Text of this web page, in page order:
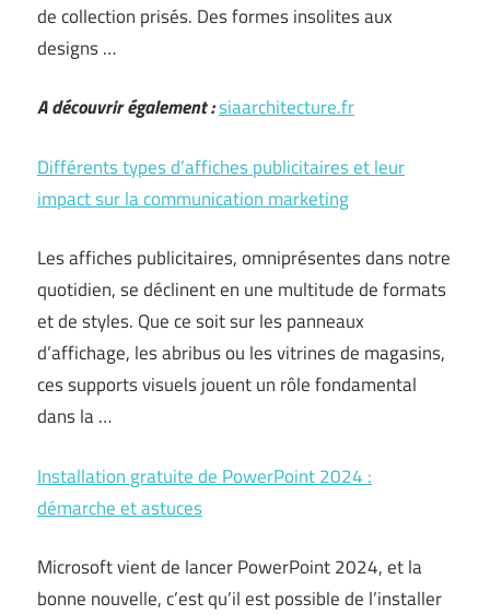
de collection prisés. Des formes insolites aux
designs …
A découvrir également :siaarchitecture.fr
Différents types d’affiches publicitaires et leur
impact sur la communication marketing
Les affiches publicitaires, omniprésentes dans notre
quotidien, se déclinent en une multitude de formats
et de styles. Que ce soit sur les panneaux
d’affichage, les abribus ou les vitrines de magasins,
ces supports visuels jouent un rôle fondamental
dans la …
Installation gratuite de PowerPoint 2024 :
démarche et astuces
Microsoft vient de lancer PowerPoint 2024, et la
bonne nouvelle, c’est qu’il est possible de l’installer